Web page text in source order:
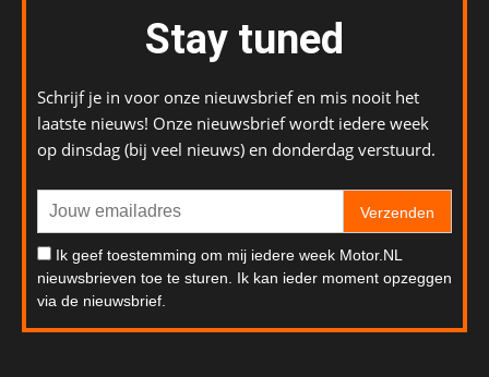
Stay tuned
Schrijf je in voor onze nieuwsbrief en mis nooit het
laatste nieuws! Onze nieuwsbrief wordt iedere week
op dinsdag (bij veel nieuws) en donderdag verstuurd.
Verzenden
Ik geef toestemming om mij iedere week Motor.NL
nieuwsbrieven toe te sturen. Ik kan ieder moment opzeggen
via de nieuwsbrief.